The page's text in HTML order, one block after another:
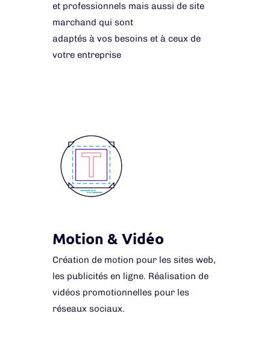
et professionnels mais aussi de site
marchand qui sont
adaptés à vos besoins et à ceux de
votre entreprise
Motion & Vidéo
Création de motion pour les sites web,
les publicités en ligne. Réalisation de
vidéos promotionnelles pour les
réseaux sociaux.